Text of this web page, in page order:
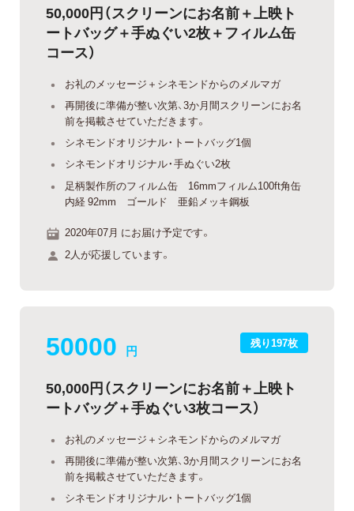
50,000円（スクリーンにお名前＋上映ト
ートバッグ＋手ぬぐい2枚＋フィルム缶
コース）
お礼のメッセージ＋シネモンドからのメルマガ
再開後に準備が整い次第、3か月間スクリーンにお名
前を掲載させていただきます。
シネモンドオリジナル・トートバッグ1個
シネモンドオリジナル・手ぬぐい2枚
足柄製作所のフィルム缶 16mmフィルム100ft角缶
内経 92mm ゴールド 亜鉛メッキ鋼板
2020年07月 にお届け予定です。
2人が応援しています。
残り197枚
50000 円
50,000円（スクリーンにお名前＋上映ト
ートバッグ＋手ぬぐい3枚コース）
お礼のメッセージ＋シネモンドからのメルマガ
再開後に準備が整い次第、3か月間スクリーンにお名
前を掲載させていただきます。
シネモンドオリジナル・トートバッグ1個